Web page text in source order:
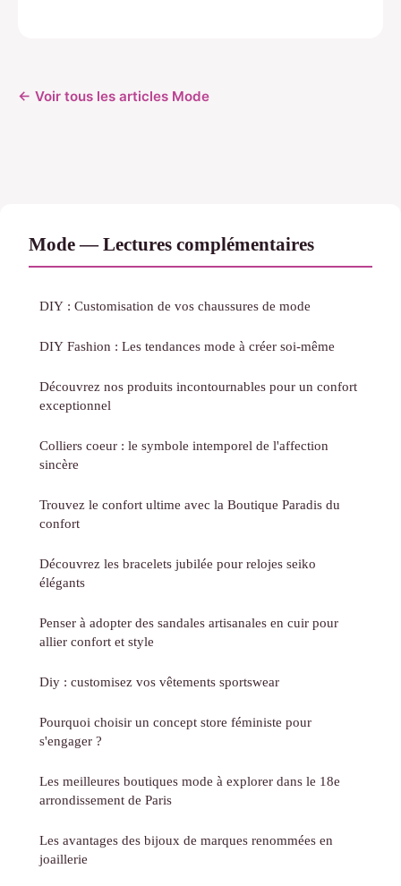
← Voir tous les articles Mode
Mode — Lectures complémentaires
DIY : Customisation de vos chaussures de mode
DIY Fashion : Les tendances mode à créer soi-même
Découvrez nos produits incontournables pour un confort
exceptionnel
Colliers coeur : le symbole intemporel de l'affection
sincère
Trouvez le confort ultime avec la Boutique Paradis du
confort
Découvrez les bracelets jubilée pour relojes seiko
élégants
Penser à adopter des sandales artisanales en cuir pour
allier confort et style
Diy : customisez vos vêtements sportswear
Pourquoi choisir un concept store féministe pour
s'engager ?
Les meilleures boutiques mode à explorer dans le 18e
arrondissement de Paris
Les avantages des bijoux de marques renommées en
joaillerie